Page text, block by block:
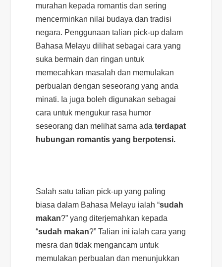
murahan kepada romantis dan sering
mencerminkan nilai budaya dan tradisi
negara. Penggunaan talian pick-up dalam
Bahasa Melayu dilihat sebagai cara yang
suka bermain dan ringan untuk
memecahkan masalah dan memulakan
perbualan dengan seseorang yang anda
minati. Ia juga boleh digunakan sebagai
cara untuk mengukur rasa humor
seseorang dan melihat sama adaterdapat
hubungan romantis yang berpotensi.
Salah satu talian pick-up yang paling
biasa dalam Bahasa Melayu ialah “sudah
makan?” yang diterjemahkan kepada
“sudah makan?” Talian ini ialah cara yang
mesra dan tidak mengancam untuk
memulakan perbualan dan menunjukkan